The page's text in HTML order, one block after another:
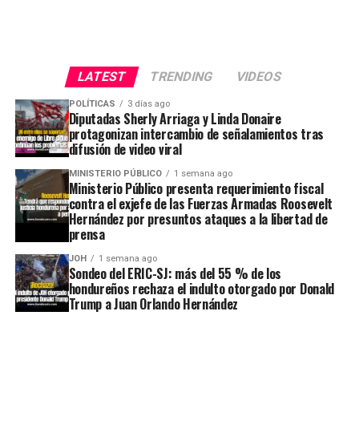
LATEST TRENDING VIDEOS
POLÍTICAS 3 días ago
Diputadas Sherly Arriaga y Linda Donaire
protagonizan intercambio de señalamientos tras
difusión de video viral
MINISTERIO PÚBLICO 1 semana ago
Ministerio Público presenta requerimiento fiscal
contra el exjefe de las Fuerzas Armadas Roosevelt
Hernández por presuntos ataques a la libertad de
prensa
JOH 1 semana ago
Sondeo del ERIC-SJ: más del 55 % de los
hondureños rechaza el indulto otorgado por Donald
Trump a Juan Orlando Hernández